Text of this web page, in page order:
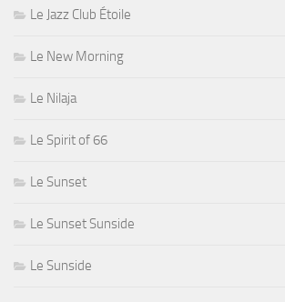
Le Jazz Club Étoile
Le New Morning
Le Nilaja
Le Spirit of 66
Le Sunset
Le Sunset Sunside
Le Sunside